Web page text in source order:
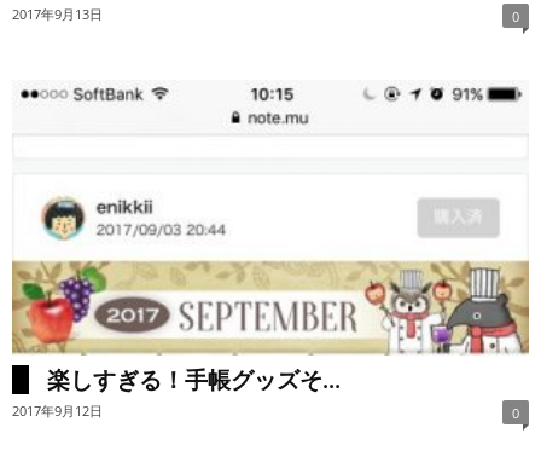
2017年9月13日 0
楽しすぎる！手帳グッズそ...
2017年9月12日 0